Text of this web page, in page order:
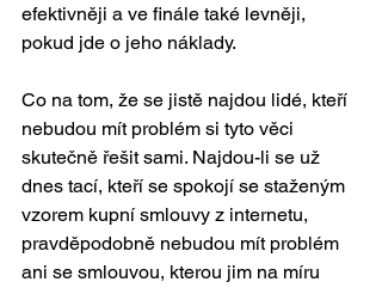
efektivněji a ve finále také levněji,
pokud jde o jeho náklady.
Co na tom, že se jistě najdou lidé, kteří
nebudou mít problém si tyto věci
skutečně řešit sami. Najdou-li se už
dnes tací, kteří se spokojí se staženým
vzorem kupní smlouvy z internetu,
pravděpodobně nebudou mít problém
ani se smlouvou, kterou jim na míru